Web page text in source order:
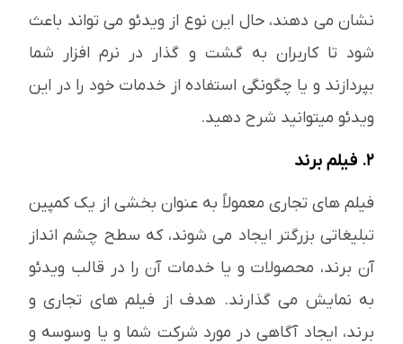
نشان می دهند، حال این نوع از ویدئو می تواند باعث
شود تا کاربران به گشت و گذار در نرم افزار شما
بپردازند و یا چگونگی استفاده از خدمات خود را در این
ویدئو میتوانید شرح دهید.
2. فیلم برند
فیلم های تجاری معمولاً به عنوان بخشی از یک کمپین
تبلیغاتی بزرگتر ایجاد می شوند، که سطح چشم انداز
آن برند، محصولات و یا خدمات آن را در قالب ویدئو
به نمایش می گذارند. هدف از فیلم های تجاری و
برند، ایجاد آگاهی در مورد شرکت شما و یا وسوسه و